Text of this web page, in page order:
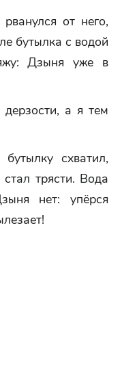
от него,
бутылка с водой
Дзыня уже в
а я тем
схватил,
трясти. Вода
нет: упёрся